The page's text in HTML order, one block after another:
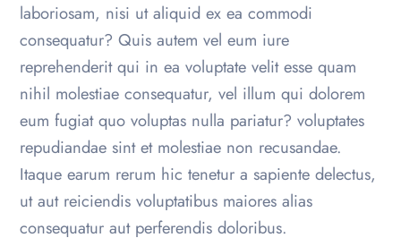
laboriosam, nisi ut aliquid ex ea commodi
consequatur? Quis autem vel eum iure
reprehenderit qui in ea voluptate velit esse quam
nihil molestiae consequatur, vel illum qui dolorem
eum fugiat quo voluptas nulla pariatur? voluptates
repudiandae sint et molestiae non recusandae.
Itaque earum rerum hic tenetur a sapiente delectus,
ut aut reiciendis voluptatibus maiores alias
consequatur aut perferendis doloribus.